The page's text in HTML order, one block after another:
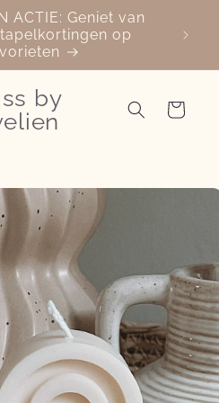
ACTIE: Geniet van
op
by